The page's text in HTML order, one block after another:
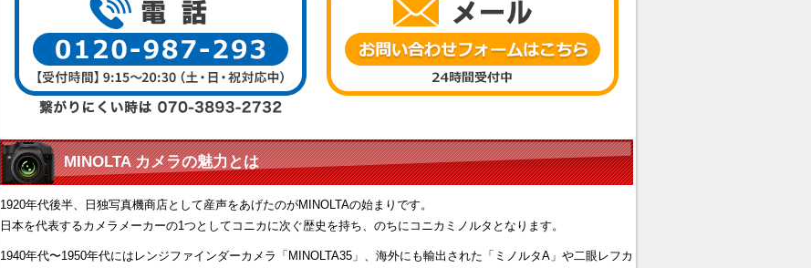
MINOLTA カメラの魅力とは
1920年代後半、日独写真機商店として産声をあげたのがMINOLTAの始まりです。
日本を代表するカメラメーカーの1つとしてコニカに次ぐ歴史を持ち、のちにコニカミノルタとなります。
1940年代〜1950年代にはレンジファインダーカメラ「MINOLTA35」、海外にも輸出された「ミノルタA」や二眼レフカ